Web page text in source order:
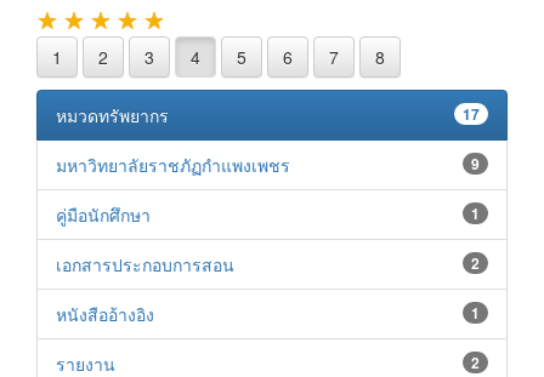
★ ★ ★ ★ ★
1 2 3 4 5 6 7 8
17
หมวดทรัพยากร
9
มหาวิทยาลัยราชภัฏกำแพงเพชร
1
คู่มือนักศึกษา
2
เอกสารประกอบการสอน
1
หนังสืออ้างอิง
2
รายงาน